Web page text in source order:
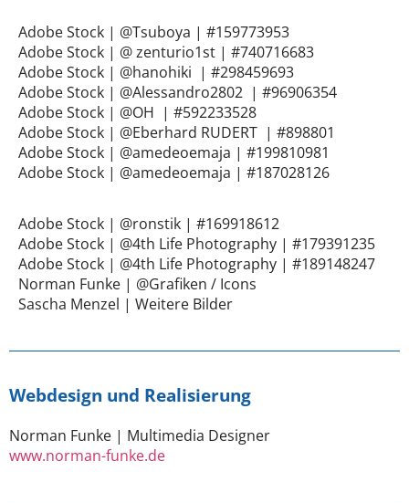
Adobe Stock | @Tsuboya | #159773953
Adobe Stock | @zenturio1st | #740716683
Adobe Stock | @hanohiki | #298459693
Adobe Stock | @Alessandro2802 | #96906354
Adobe Stock | @OH | #592233528
Adobe Stock | @Eberhard RUDERT | #898801
Adobe Stock | @amedeoemaja | #199810981
Adobe Stock | @amedeoemaja | #187028126
Adobe Stock | @ronstik | #169918612
Adobe Stock | @4th Life Photography | #179391235
Adobe Stock | @4th Life Photography | #189148247
Norman Funke | @Grafiken / Icons
Sascha Menzel | Weitere Bilder
Webdesign und Realisierung
Norman Funke | Multimedia Designer
www.norman-funke.de